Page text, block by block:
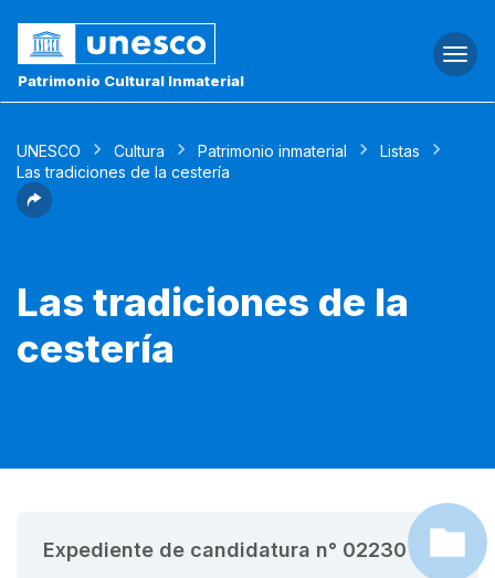
Patrimonio Cultural Inmaterial
UNESCO Cultura Patrimonio inmaterial
Listas
Las tradiciones de la cestería
Las tradiciones de la
cestería
Expediente de candidatura n° 02230